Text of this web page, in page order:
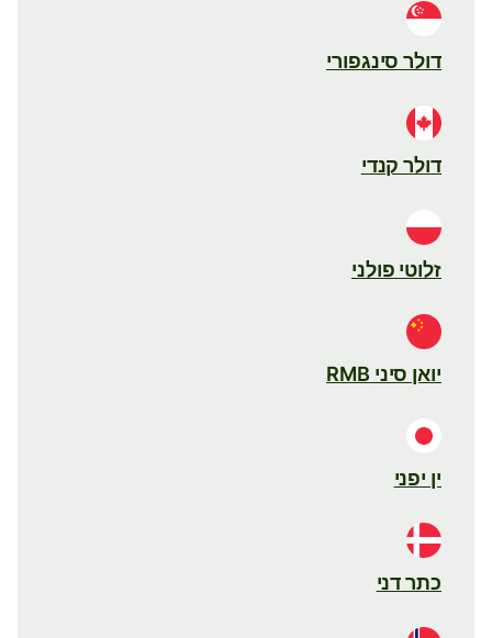
דולר סינגפורי
דולר קנדי
זלוטי פולני
יואן סיני RMB
ין יפני
כתר דני